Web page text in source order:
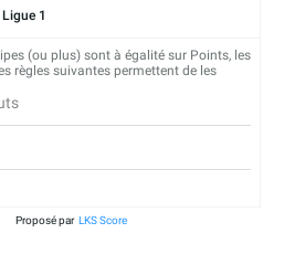
1
(ou plus) sont à égalité sur Points, les
règles suivantes permettent de les
Proposé par LKS Score